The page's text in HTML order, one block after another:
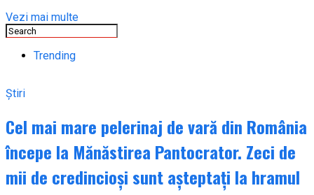
Vezi mai multe
Trending
Știri
Cel mai mare pelerinaj de vară din România
începe la Mănăstirea Pantocrator. Zeci de
mii de credincioși sunt așteptați la hramul